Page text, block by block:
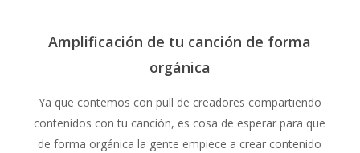
Amplificación de tu canción de forma
orgánica
Ya que contemos con pull de creadores compartiendo
contenidos con tu canción, es cosa de esperar para que
de forma orgánica la gente empiece a crear contenido